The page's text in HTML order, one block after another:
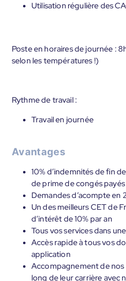
Utilisation régulière des
Poste en horaires de journée :
selon les températures !)
Rythme de travail :
Travail en journée
Avantages
10% d’indemnités de fin
de prime de congés
Demandes d’acompte en
Un des meilleurs CET de
d’intérêt de 10% par an
Tous vos services dans
Accès rapide à tous vos
application
Accompagnement de
long de leur carrière avec